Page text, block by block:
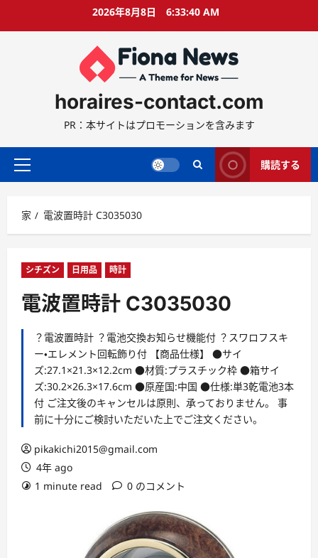
2026年8月8日 6:33:41 AM
horaires-contact.com
PR：本サイトはプロモーションを含みます
プ
マ
リ
メ
ュ
購読する
家 電波置時計 C3035030
シチズン 日用品 時計
電波置時計 C3035030
？電波置時計 ？電池交換お知らせ機能付 ？スワロフスキ
ー・エレメント回転飾り付 【商品仕様】 ●サイ
ズ:27.1×21.3×12.2cm ●材質:プラスチック枠 ●箱サイ
ズ:30.2×26.3×17.6cm ●原産国:中国 ●仕様:単3乾電池3本
付 ご注文後のキャンセルは原則、承っておりません。 事
前に十分にご検討いただいた上でご注文ください。
pikakichi2015@gmail.com
4年 ago
1 minute read
0 のコメント